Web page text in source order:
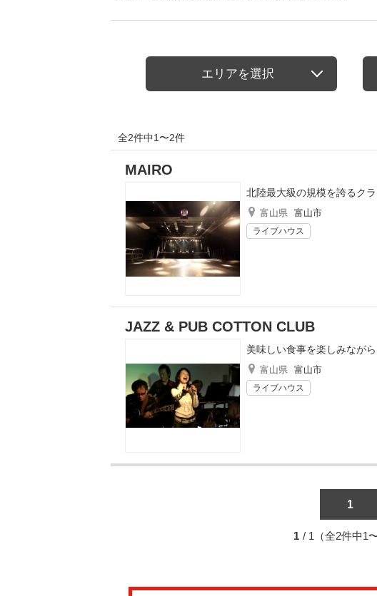
エリアを選択
全2件中1〜2件
MAIRO
北陸最大級の規模を誇るク
富山県 富山市
ライブハウス
JAZZ & PUB COTTON CLUB
美味しい食事を楽しみなが
富山県 富山市
ライブハウス
1
1 / 1（全2件中1